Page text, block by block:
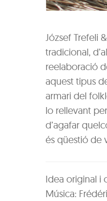
József Trefeli
tradicional,
reelaboració
aquest tipus
armari del
lo rellevant
d’agafar
és qüestió de
Idea original i
Música: